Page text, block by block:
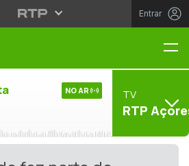
Entrar
NO AR TV
RTP